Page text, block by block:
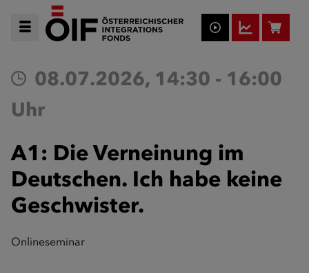
08.07.2026, 14:30 - 16:00
Uhr
A1: Die Verneinung im
Deutschen. Ich habe keine
Geschwister.
Onlineseminar